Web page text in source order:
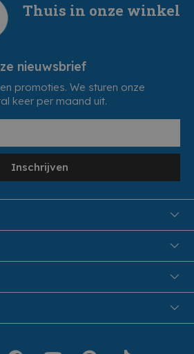
Thuis in onze winkel
nieuwsbrief
promoties. We sturen onze
keer per maand uit.
Inschrijven